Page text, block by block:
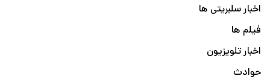
اخبار سلبریتی ها
فیلم ها
اخبار تلویزیون
حوادث